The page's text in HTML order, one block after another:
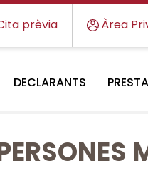
prèvia Àrea
DECLARANTS